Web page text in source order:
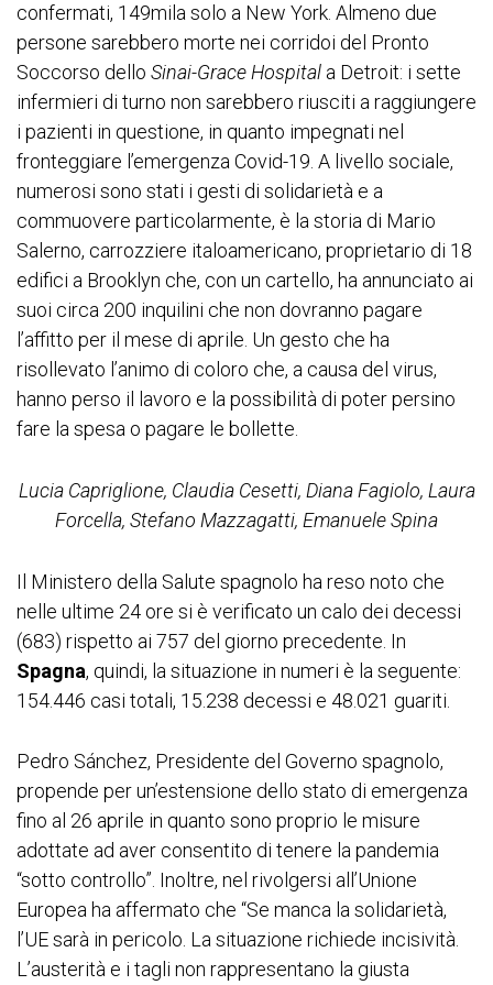
confermati, 149mila solo a New York. Almeno due
persone sarebbero morte nei corridoi del Pronto
Soccorso dello Sinai-Grace Hospital a Detroit: i sette
infermieri di turno non sarebbero riusciti a raggiungere
i pazienti in questione, in quanto impegnati nel
fronteggiare l’emergenza Covid-19. A livello sociale,
numerosi sono stati i gesti di solidarietà e a
commuovere particolarmente, è la storia di Mario
Salerno, carrozziere italoamericano, proprietario di 18
edifici a Brooklyn che, con un cartello, ha annunciato ai
suoi circa 200 inquilini che non dovranno pagare
l’affitto per il mese di aprile. Un gesto che ha
risollevato l’animo di coloro che, a causa del virus,
hanno perso il lavoro e la possibilità di poter persino
fare la spesa o pagare le bollette.
Lucia Capriglione, Claudia Cesetti, Diana Fagiolo, Laura
Forcella, Stefano Mazzagatti, Emanuele Spina
Il Ministero della Salute spagnolo ha reso noto che
nelle ultime 24 ore si è verificato un calo dei decessi
(683) rispetto ai 757 del giorno precedente. In
Spagna, quindi, la situazione in numeri è la seguente:
154.446 casi totali, 15.238 decessi e 48.021 guariti.
Pedro Sánchez, Presidente del Governo spagnolo,
propende per un’estensione dello stato di emergenza
fino al 26 aprile in quanto sono proprio le misure
adottate ad aver consentito di tenere la pandemia
“sotto controllo”. Inoltre, nel rivolgersi all’Unione
Europea ha affermato che “Se manca la solidarietà,
l’UE sarà in pericolo. La situazione richiede incisività.
L’austerità e i tagli non rappresentano la giusta